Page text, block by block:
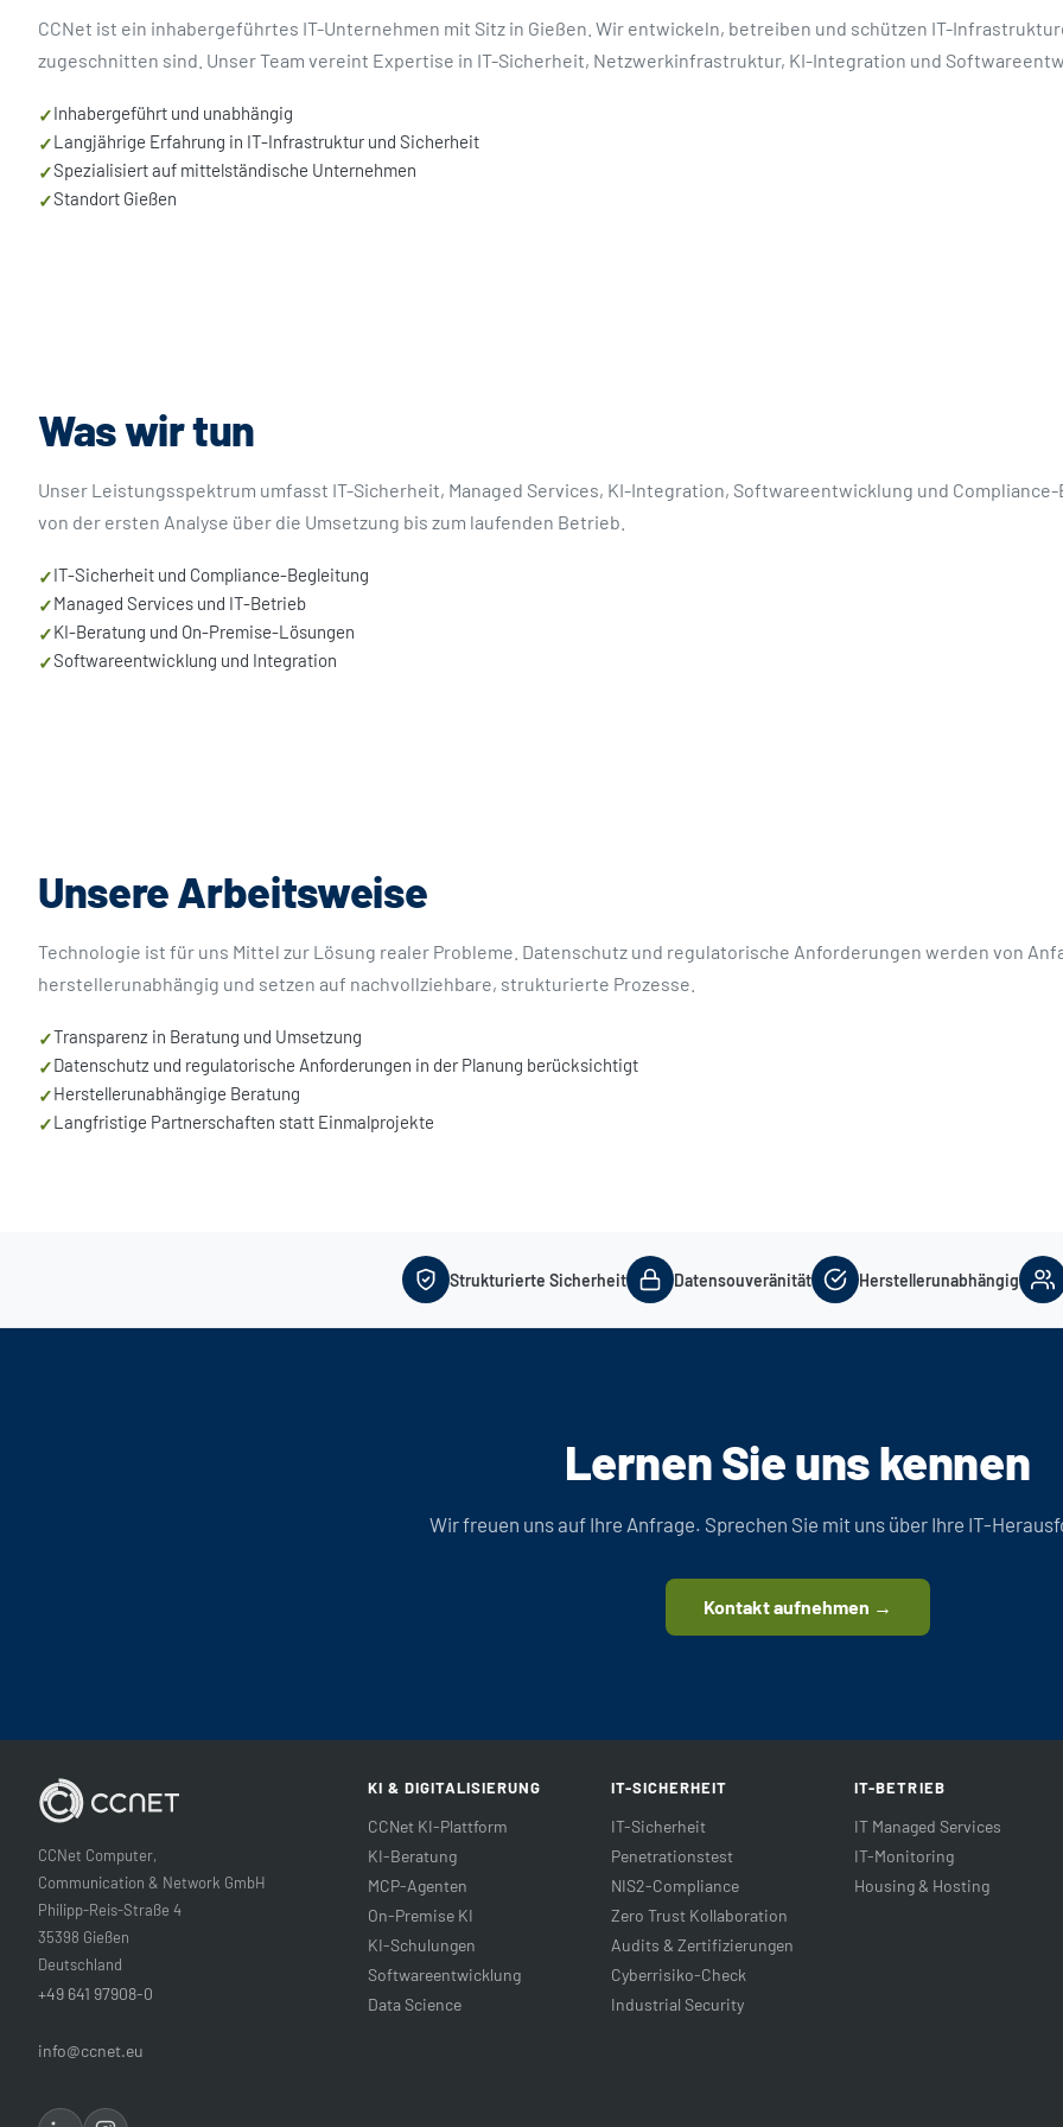
CCNet ist ein inhabergeführtes IT-Unternehmen mit Sitz in Gießen. Wir entwickeln, betreiben und schützen IT-
zugeschnitten sind. Unser Team vereint Expertise in IT-Sicherheit, Netzwerkinfrastruktur, KI-Integration und
✓Inhabergeführt und unabhängig
✓Langjährige Erfahrung in IT-Infrastruktur und Sicherheit
✓Spezialisiert auf mittelständische Unternehmen
✓Standort Gießen
Was wir tun
Unser Leistungsspektrum umfasst IT-Sicherheit, Managed Services, KI-Integration, Softwareentwicklung und
von der ersten Analyse über die Umsetzung bis zum laufenden Betrieb.
✓IT-Sicherheit und Compliance-Begleitung
✓Managed Services und IT-Betrieb
✓KI-Beratung und On-Premise-Lösungen
✓Softwareentwicklung und Integration
Unsere Arbeitsweise
Technologie ist für uns Mittel zur Lösung realer Probleme. Datenschutz und regulatorische Anforderungen werden von
herstellerunabhängig und setzen auf nachvollziehbare, strukturierte Prozesse.
✓Transparenz in Beratung und Umsetzung
✓Datenschutz und regulatorische Anforderungen in der Planung berücksichtigt
✓Herstellerunabhängige Beratung
✓Langfristige Partnerschaften statt Einmalprojekte
Strukturierte Sicherheit Datensouveränität Herstellerunabhängig
Lernen Sie uns kennen
Wir freuen uns auf Ihre Anfrage. Sprechen Sie mit uns über Ihre IT-
Kontakt aufnehmen →
CCNet Computer,
Communication & Network GmbH
Philipp-Reis-Straße 4
35398 Gießen
Deutschland
+49 641 97908-0
info@ccnet.eu
KI & DIGITALISIERUNG
CCNet KI-Plattform
KI-Beratung
MCP-Agenten
On-Premise KI
KI-Schulungen
Softwareentwicklung
Data Science
IT-SICHERHEIT
IT-Sicherheit
Penetrationstest
NIS2-Compliance
Zero Trust Kollaboration
Audits & Zertifizierungen
Cyberrisiko-Check
Industrial Security
IT-BETRIEB
IT Managed Services
IT-Monitoring
Housing & Hosting